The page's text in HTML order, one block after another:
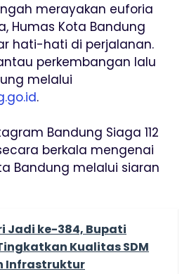
merayakan euforia
Humas Kota Bandung
hati-hati di perjalanan.
perkembangan lalu
melalui
.
Bandung Siaga 112
berkala mengenai
Bandung melalui siaran
Jadi ke-384, Bupati
Kualitas SDM
Infrastruktur